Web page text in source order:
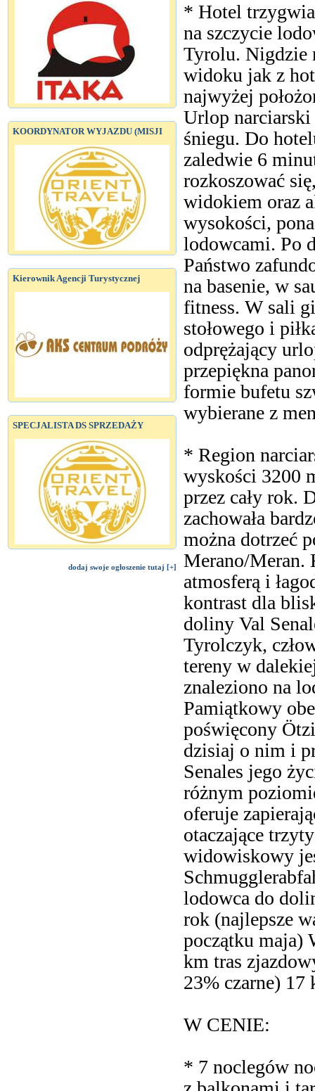
KOORDYNATOR WYJAZDU (MISJI
Kierownik Agencji Turystycznej
SPECJALISTA DS SPRZEDAŻY
dodaj swoje ogłoszenie tutaj [+]
* Hotel
na szczycie
Tyrolu. Nigdzie
widoku jak z
najwyżej
Urlop narciarski
śniegu. Do
zaledwie 6
rozkoszować
widokiem oraz
wysokości,
lodowcami. Po
Państwo
na basenie, w
fitness. W sali
stołowego i
odprężający
przepiękna
formie bufetu
wybierane z
* Region
wyskości 3200
przez cały rok.
zachowała
można dotrzeć
Merano/Meran.
atmosferą i
kontrast dla
doliny Val
Tyrolczyk,
tereny w
znaleziono na
Pamiątkowy
poświęcony
dzisiaj o nim i
Senales jego
różnym
oferuje
otaczające
widowiskowy
lodowca do
rok (najlepsze
początku maja)
km tras
23% czarne) 17
W CENIE:
* 7 noclegów